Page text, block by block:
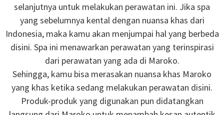
selanjutnya untuk melakukan perawatan ini. Jika spa
yang sebelumnya kental dengan nuansa khas dari
Indonesia, maka kamu akan menjumpai hal yang berbeda
disini. Spa ini menawarkan perawatan yang terinspirasi
dari perawatan yang ada di Maroko.
Sehingga, kamu bisa merasakan nuansa khas Maroko
yang khas ketika sedang melakukan perawatan disini.
Produk-produk yang digunakan pun didatangkan